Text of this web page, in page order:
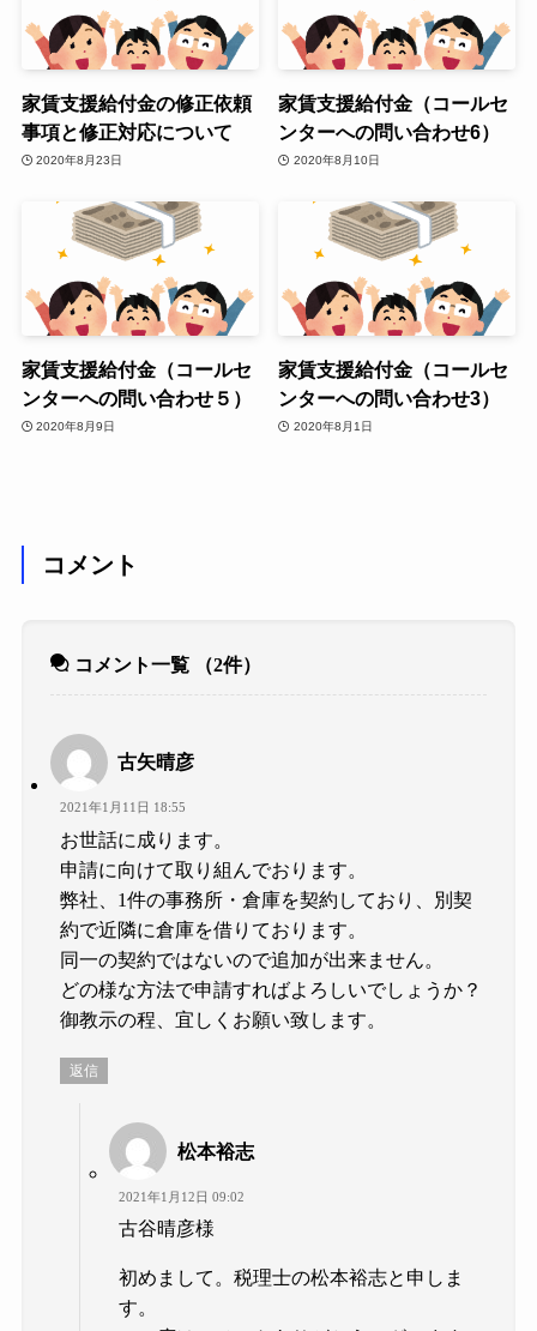
家賃支援給付金の修正依頼
事項と修正対応について
2020年8月23日
家賃支援給付金（コールセ
ンターへの問い合わせ6）
2020年8月10日
家賃支援給付金（コールセ
ンターへの問い合わせ５）
2020年8月9日
家賃支援給付金（コールセ
ンターへの問い合わせ3）
2020年8月1日
コメント
コメント一覧 （2件）
古矢晴彦
2021年1月11日 18:55
お世話に成ります。
申請に向けて取り組んでおります。
弊社、1件の事務所・倉庫を契約しており、別契
約で近隣に倉庫を借りております。
同一の契約ではないので追加が出来ません。
どの様な方法で申請すればよろしいでしょうか？
御教示の程、宜しくお願い致します。
返信
松本裕志
2021年1月12日 09:02
古谷晴彦様
初めまして。税理士の松本裕志と申しま
す。